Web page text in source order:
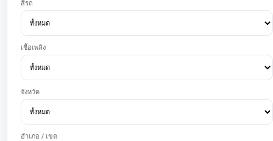
สีรถ
เชื้อเพลิง
จังหวัด
อำเภอ / เขต